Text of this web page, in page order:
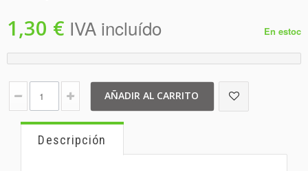
1,30 € IVA incluído En estoc
AÑADIR AL CARRITO
Descripción